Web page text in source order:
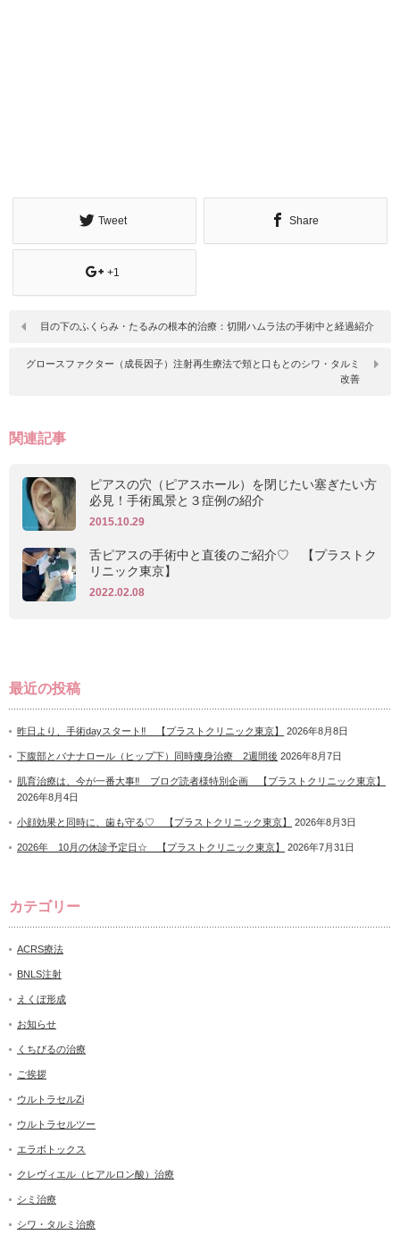
Tweet Share
+1
目の下のふくらみ・たるみの根本的治療：切開ハムラ法の手術中と経過紹介
グロースファクター（成長因子）注射再生療法で頬と口もとのシワ・タルミ
改善
関連記事
ピアスの穴（ピアスホール）を閉じたい塞ぎたい方
必見！手術風景と３症例の紹介
2015.10.29
舌ピアスの手術中と直後のご紹介♡ 【プラストク
リニック東京】
2022.02.08
最近の投稿
昨日より、手術dayスタート‼ 【プラストクリニック東京】 2026年8月8日
下腹部とバナナロール（ヒップ下）同時痩身治療 2週間後 2026年8月7日
肌育治療は、今が一番大事‼ ブログ読者様特別企画 【プラストクリニック東京】
2026年8月4日
小顔効果と同時に、歯も守る♡ 【プラストクリニック東京】 2026年8月3日
2026年 10月の休診予定日☆ 【プラストクリニック東京】 2026年7月31日
カテゴリー
ACRS療法
BNLS注射
えくぼ形成
お知らせ
くちびるの治療
ご挨拶
ウルトラセルZi
ウルトラセルツー
エラボトックス
クレヴィエル（ヒアルロン酸）治療
シミ治療
シワ・タルミ治療